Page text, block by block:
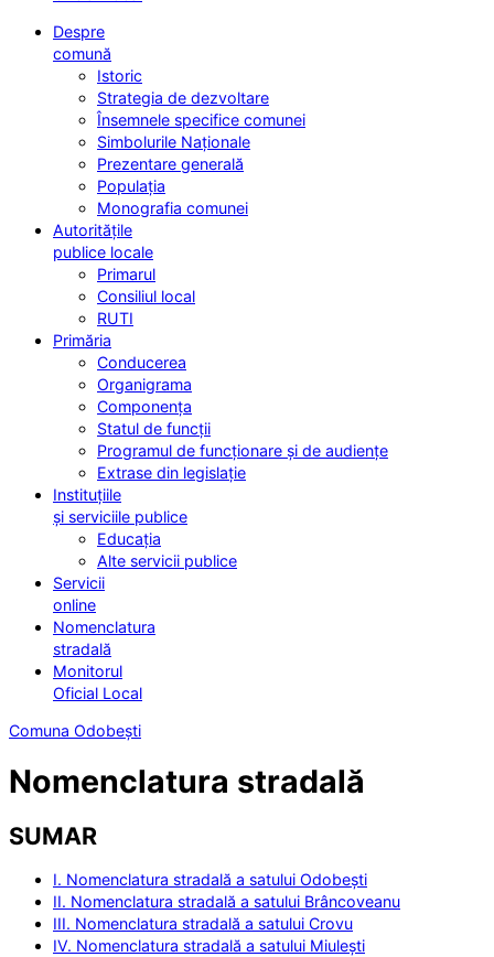
Despre
comună
Istoric
Strategia de dezvoltare
Însemnele specifice comunei
Simbolurile Naționale
Prezentare generală
Populația
Monografia comunei
Autoritățile
publice locale
Primarul
Consiliul local
RUTI
Primăria
Conducerea
Organigrama
Componența
Statul de funcții
Programul de funcționare și de audiențe
Extrase din legislație
Instituțiile
și serviciile publice
Educația
Alte servicii publice
Servicii
online
Nomenclatura
stradală
Monitorul
Oficial Local
Comuna Odobești
Nomenclatura stradală
SUMAR
I. Nomenclatura stradală a satului Odobești
II. Nomenclatura stradală a satului Brâncoveanu
III. Nomenclatura stradală a satului Crovu
IV. Nomenclatura stradală a satului Miulești